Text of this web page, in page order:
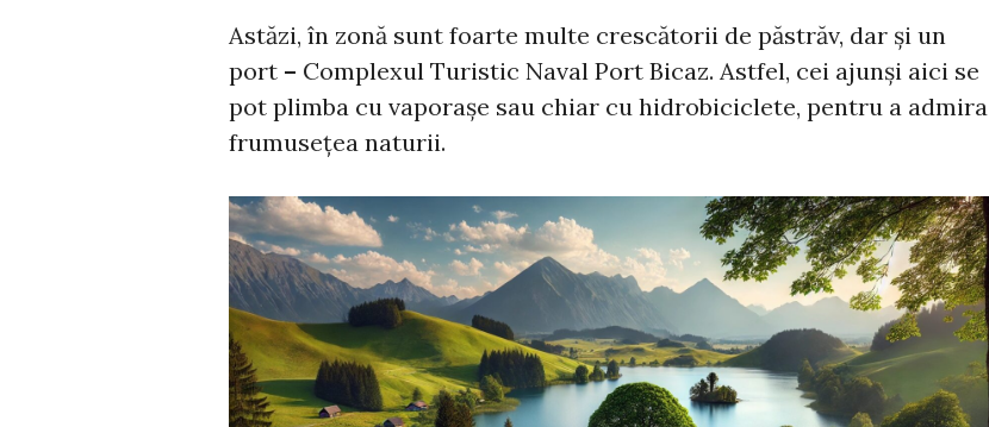
Astăzi, în zonă sunt foarte multe crescătorii de păstrăv, dar și un
port – Complexul Turistic Naval Port Bicaz. Astfel, cei ajunși aici se
pot plimba cu vaporașe sau chiar cu hidrobiciclete, pentru a admira
frumusețea naturii.